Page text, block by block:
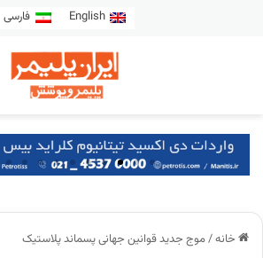
English فارسی
خانه/موج جدید قوانین جهانی پسماند پلاستیک